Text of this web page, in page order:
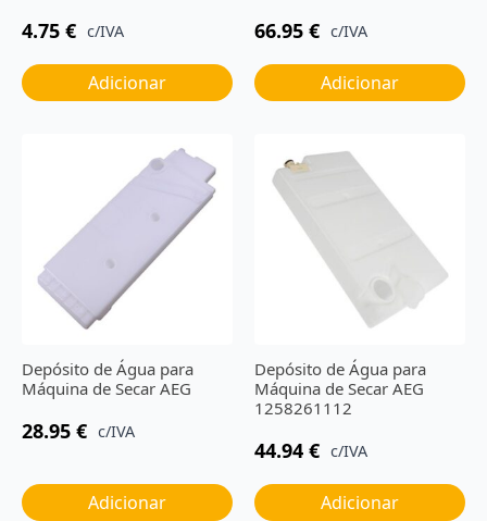
4.75 € c/IVA
Adicionar
66.95 € c/IVA
Adicionar
Depósito de Água para
Máquina de Secar AEG
28.95 € c/IVA
Adicionar
Depósito de Água para
Máquina de Secar AEG
1258261112
44.94 € c/IVA
Adicionar